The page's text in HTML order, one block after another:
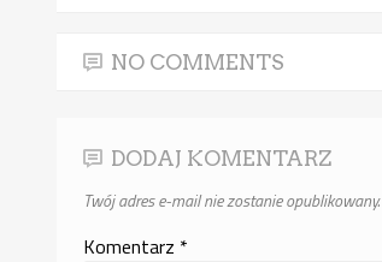
NO COMMENTS
DODAJ KOMENTARZ
Twój adres e-mail nie zostanie opublikowany.
Komentarz *